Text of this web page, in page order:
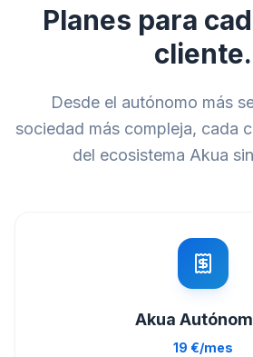
Planes para
cliente.
Desde el autónomo más
sociedad más compleja, cada
del ecosistema Akua
Akua
19 €/mes